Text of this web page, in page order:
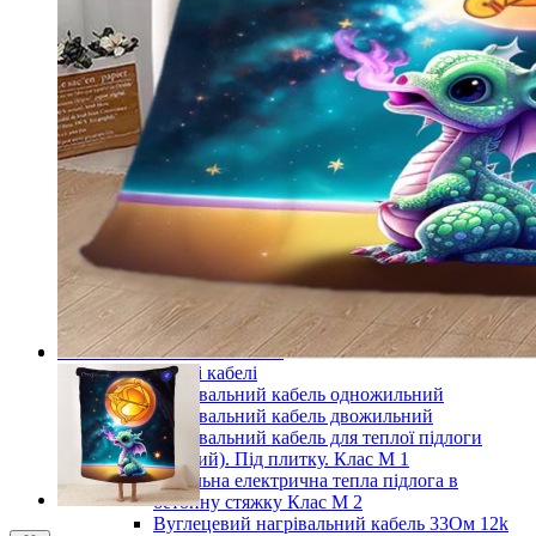
Готові комплекти теплої інфрачервоної плівкової
підлоги
Комплекти для монтажу теплої підлоги
Monocrystal під будь-які покриття
Комплекти для монтажу теплої підлоги
Monocrystal під плитку
Комплекти для монтажу теплої підлоги
Monocrystal (з терморегулятором) під будь-які
покриття
Комплекти для монтажу теплої підлоги
Monocrystal (з терморегулятором) під плитку
Терморегулятори для теплої підлоги
Комплектуючі для монтажу теплої електричної
підлоги
Показати усі Інфрачервона електрична плівкова тепла
підлога
Кабельні системи опалення
Нагрівальні кабелі
Нагрівальний кабель одножильний
Нагрівальний кабель двожильний
Нагрівальний кабель для теплої підлоги
(тонкий). Під плитку. Клас М 1
Кабельна електрична тепла підлога в
бетонну стяжку Клас М 2
Вуглецевий нагрівальний кабель 33Ом 12k